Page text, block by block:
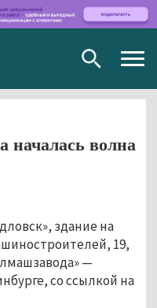
началась волна
здание на
19,
—
со ссылкой на